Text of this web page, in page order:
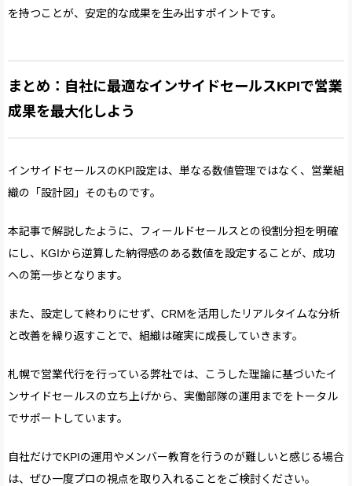
を持つことが、安定的な成果を生み出すポイントです。
まとめ：自社に最適なインサイドセールスKPIで営業
成果を最大化しよう
インサイドセールスのKPI設定は、単なる数値管理ではなく、営業組
織の「設計図」そのものです。
本記事で解説したように、フィールドセールスとの役割分担を明確
にし、KGIから逆算した納得感のある数値を設定することが、成功
への第一歩となります。
また、設定して終わりにせず、CRMを活用したリアルタイムな分析
と改善を繰り返すことで、組織は確実に成長していきます。
札幌で営業代行を行っている弊社では、こうした理論に基づいたイ
ンサイドセールスの立ち上げから、実働部隊の運用までをトータル
でサポートしています。
自社だけでKPIの運用やメンバー教育を行うのが難しいと感じる場合
は、ぜひ一度プロの視点を取り入れることをご検討ください。